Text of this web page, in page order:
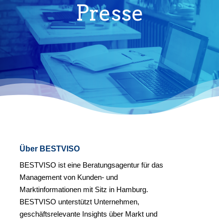
Presse
Über BESTVISO
BESTVISO ist eine Beratungsagentur für das
Management von Kunden- und
Marktinformationen mit Sitz in Hamburg.
BESTVISO unterstützt Unternehmen,
geschäftsrelevante Insights über Markt und